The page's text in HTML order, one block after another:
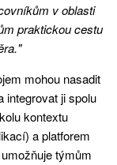
v oblasti
praktickou cestu
mohou nasadit
integrovat ji spolu
kontextu
a platforem
týmům